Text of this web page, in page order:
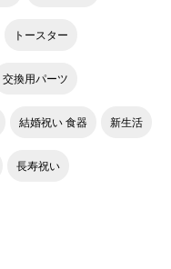
トースター
交換用パーツ
結婚祝い 食器 新生活
長寿祝い